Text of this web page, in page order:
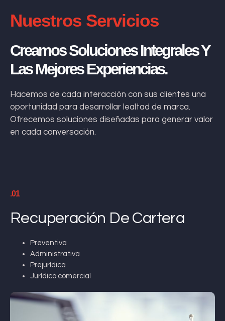
Nuestros Servicios
Creamos Soluciones Integrales Y
Las Mejores Experiencias.
Hacemos de cada interacción con sus clientes una
oportunidad para desarrollar lealtad de marca.
Ofrecemos soluciones diseñadas para generar valor
en cada conversación.
.01
Recuperación De Cartera
Preventiva
Administrativa
Prejurídica
Jurídico comercial